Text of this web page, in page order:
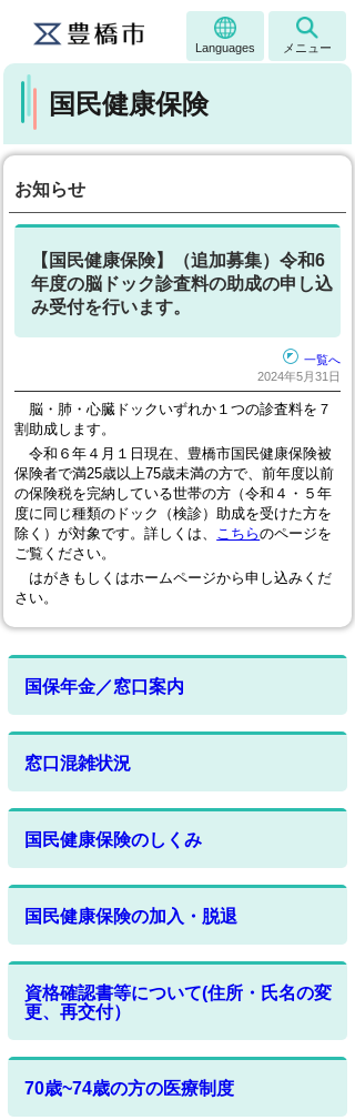
Languages メニュー
国民健康保険
お知らせ
【国民健康保険】（追加募集）令和6
年度の脳ドック診査料の助成の申し込
み受付を行います。
一覧へ
2024年5月31日
脳・肺・心臓ドックいずれか１つの診査料を７
割助成します。
令和６年４月１日現在、豊橋市国民健康保険被
保険者で満25歳以上75歳未満の方で、前年度以前
の保険税を完納している世帯の方（令和４・５年
度に同じ種類のドック（検診）助成を受けた方を
除く）が対象です。詳しくは、 こちらのページを
ご覧ください。
はがきもしくはホームページから申し込みくだ
さい。
国保年金／窓口案内
窓口混雑状況
国民健康保険のしくみ
国民健康保険の加入・脱退
資格確認書等について(住所・氏名の変
更、再交付）
70歳~74歳の方の医療制度